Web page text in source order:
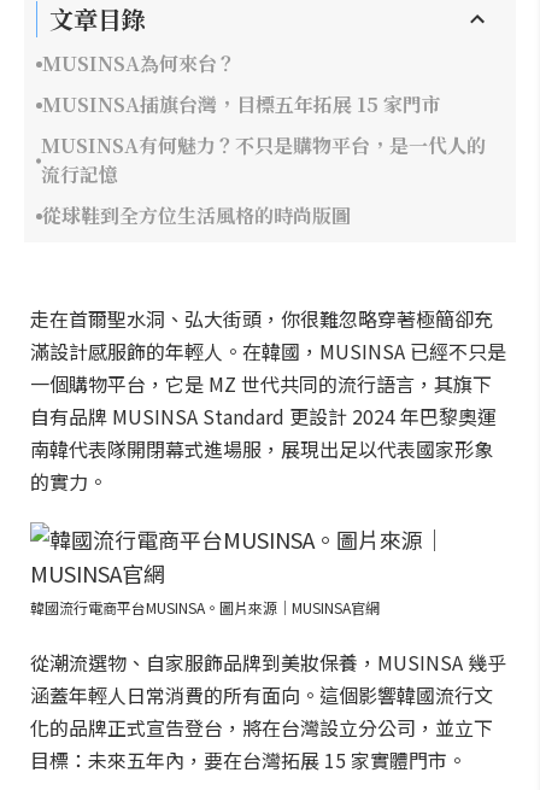
文章目錄
MUSINSA為何來台？
MUSINSA插旗台灣，目標五年拓展 15 家門市
MUSINSA有何魅力？不只是購物平台，是一代人的
流行記憶
從球鞋到全方位生活風格的時尚版圖
走在首爾聖水洞、弘大街頭，你很難忽略穿著極簡卻充
滿設計感服飾的年輕人。在韓國，MUSINSA 已經不只是
一個購物平台，它是 MZ 世代共同的流行語言，其旗下
自有品牌 MUSINSA Standard 更設計 2024 年巴黎奧運
南韓代表隊開閉幕式進場服，展現出足以代表國家形象
的實力。
韓國流行電商平台MUSINSA。圖片來源｜MUSINSA官網
從潮流選物、自家服飾品牌到美妝保養，MUSINSA 幾乎
涵蓋年輕人日常消費的所有面向。這個影響韓國流行文
化的品牌正式宣告登台，將在台灣設立分公司，並立下
目標：未來五年內，要在台灣拓展 15 家實體門市。